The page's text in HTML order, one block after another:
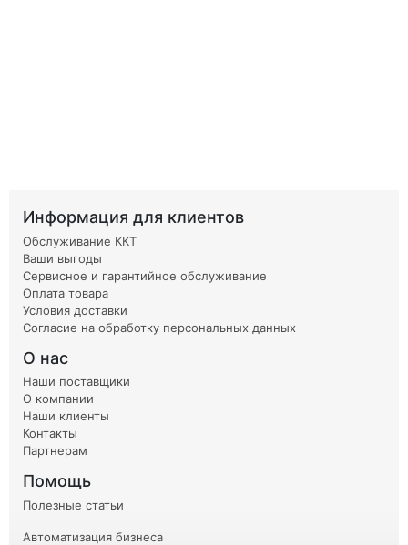
Информация для клиентов
Обслуживание ККТ
Ваши выгоды
Сервисное и гарантийное обслуживание
Оплата товара
Условия доставки
Согласие на обработку персональных данных
О нас
Наши поставщики
О компании
Наши клиенты
Контакты
Партнерам
Помощь
Полезные статьи
Автоматизация бизнеса